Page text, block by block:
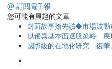
@ 訂閱電子報
您可能有興趣的文章
封面故事搶先讀◆市場波
以優異基本面選股策略 展
國際級的在地化研究 復華